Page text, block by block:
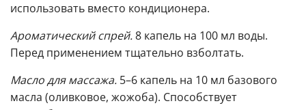
использовать вместо кондиционера.
Ароматический спрей.8 капель на 100 мл воды.
Перед применением тщательно взболтать.
Масло для массажа. 5–6 капель на 10 мл базового
масла (оливковое, жожоба). Способствует